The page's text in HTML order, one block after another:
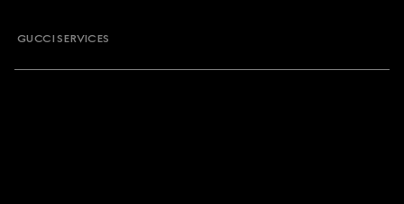
GUCCI SERVICES